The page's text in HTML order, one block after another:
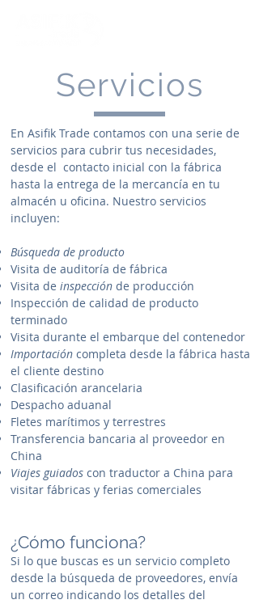
Servicios
En Asifik Trade contamos con una serie de
servicios para cubrir tus necesidades,
desde el contacto inicial con la fábrica
hasta la entrega de la mercancía en tu
almacén u oficina. Nuestro servicios
incluyen:
Búsqueda de producto
Visita de auditoría de fábrica
Visita de inspección de producción
Inspección de calidad de producto
terminado
Visita durante el embarque del contenedor
Importación completa desde la fábrica hasta
el cliente destino
Clasificación arancelaria
Despacho aduanal
Fletes marítimos y terrestres
Transferencia bancaria al proveedor en
China
Viajes guiados con traductor a China para
visitar fábricas y ferias comerciales
¿Cómo funciona?
Si lo que buscas es un servicio completo
desde la búsqueda de proveedores, envía
un correo indicando los detalles del